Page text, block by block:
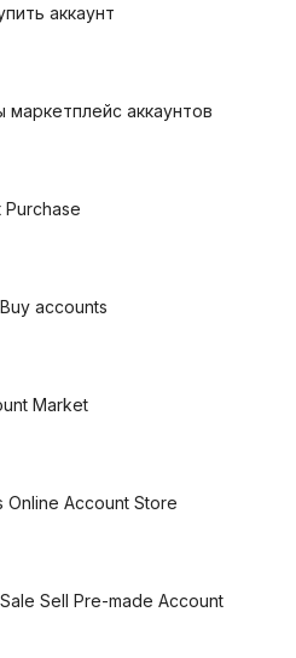
аккаунт
маркетплейс аккаунтов
Purchase
Buy accounts
Market
Online Account Store
Sell Pre-made Account